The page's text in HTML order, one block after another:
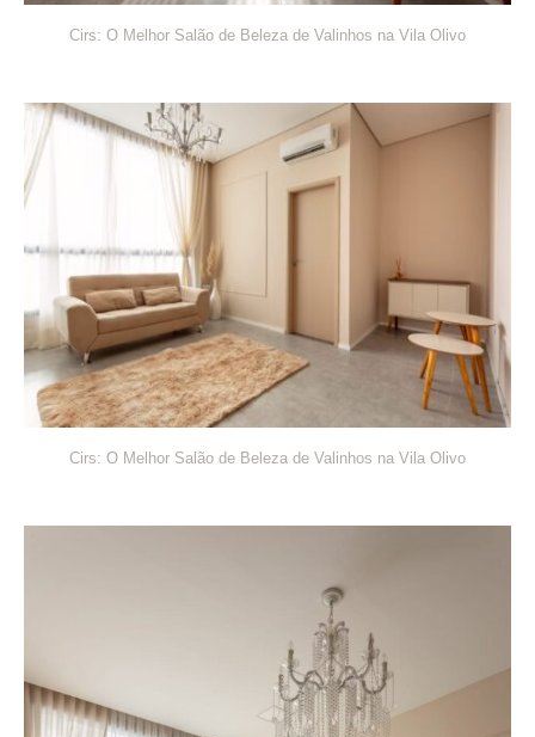
Cirs: O Melhor Salão de Beleza de Valinhos na Vila Olivo
Cirs: O Melhor Salão de Beleza de Valinhos na Vila Olivo